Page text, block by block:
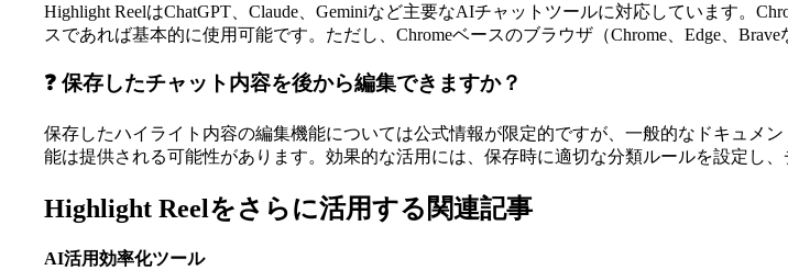
Highlight ReelはChatGPT、Claude、Geminiなど主要なAIチャットツールに対応しています。
スであれば基本的に使用可能です。ただし、Chromeベースのブラウザ（Chrome、Edge、Brave
❓ 保存したチャット内容を後から編集できますか？
保存したハイライト内容の編集機能については公式情報が限定的ですが、一般的なドキュメ
能は提供される可能性があります。効果的な活用には、保存時に適切な分類ルールを設定し
Highlight Reelをさらに活用する関連記事
AI活用効率化ツール